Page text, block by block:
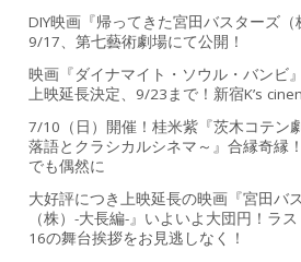
DIY映画『帰ってきた宮田バスターズ（
9/17、第七藝術劇場にて公開！
映画『ダイナマイト・ソウル・バンビ
上映延長決定、9/23まで！新宿K’s
7/10（日）開催！桂米紫『茨木コテン
落語とクラシカルシネマ～』合縁奇縁
でも偶然に
大好評につき上映延長の映画『宮田バ
（株）-大長編-』いよいよ大団円！ラ
16の舞台挨拶をお見逃しなく！